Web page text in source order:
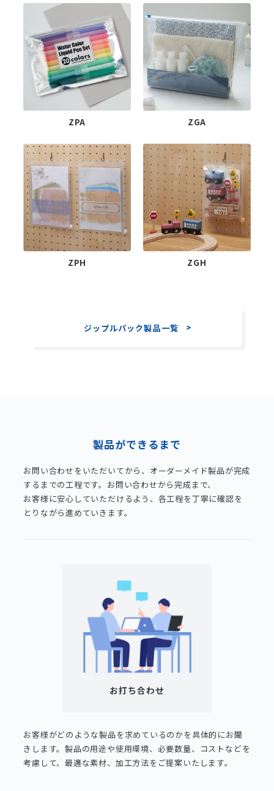
ZPA ZGA
ZPH ZGH
ジップルパック製品一覧
製品ができるまで
お問い合わせをいただいてから、オーダーメイド製品が完成
するまでの工程です。お問い合わせから完成まで、
お客様に安心していただけるよう、各工程を丁寧に確認を
とりながら進めていきます。
お打ち合わせ
お客様がどのような製品を求めているのかを具体的にお聞
きします。製品の用途や使用環境、必要数量、コストなどを
考慮して、最適な素材、加工方法をご提案いたします。